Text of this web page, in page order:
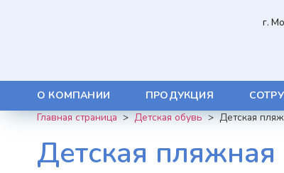
г.
О КОМПАНИИ ПРОДУКЦИЯ
Главная страница>Детская обувь>Детская
Детская